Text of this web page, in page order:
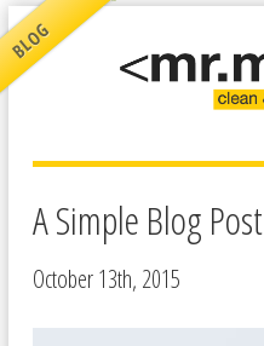
BLOG
A Simple Blog Post
October 13th, 2015